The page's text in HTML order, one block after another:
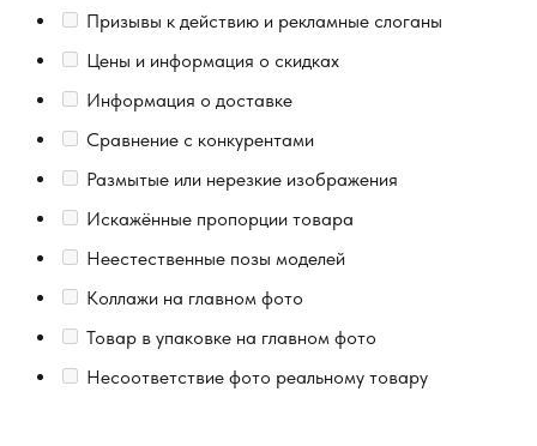
Призывы к действию и рекламные слоганы
Цены и информация о скидках
Информация о доставке
Сравнение с конкурентами
Размытые или нерезкие изображения
Искажённые пропорции товара
Неестественные позы моделей
Коллажи на главном фото
Товар в упаковке на главном фото
Несоответствие фото реальному товару